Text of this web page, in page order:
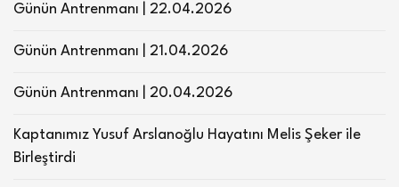
Günün Antrenmanı | 22.04.2026
Günün Antrenmanı | 21.04.2026
Günün Antrenmanı | 20.04.2026
Kaptanımız Yusuf Arslanoğlu Hayatını Melis Şeker ile
Birleştirdi